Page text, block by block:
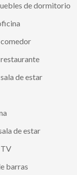
de dormitorio
de estar
de estar
barras